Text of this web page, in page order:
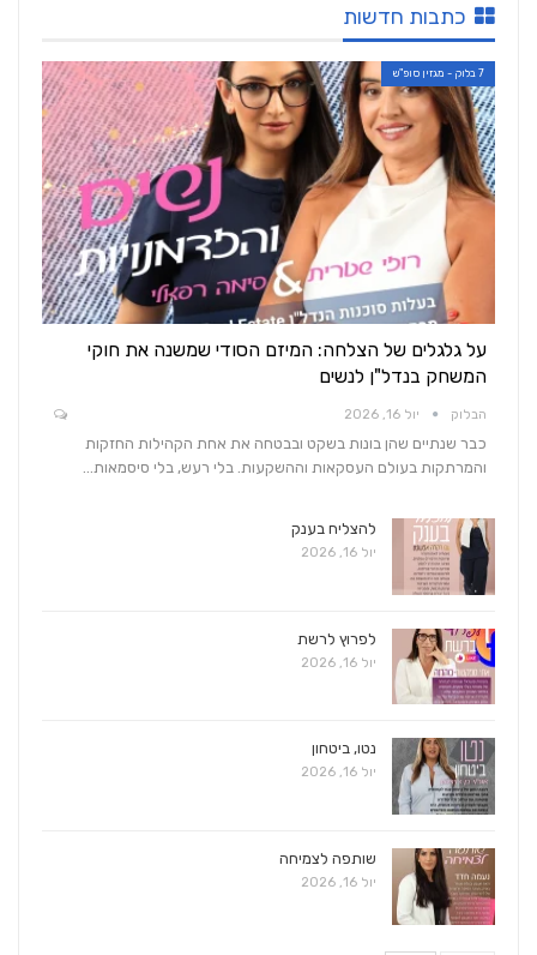
כתבות חדשות
7 בלוק - מגזין סופ"ש
על גלגלים של הצלחה: המיזם הסודי שמשנה את חוקי
המשחק בנדל"ן לנשים
הבלוק יול 16, 2026
כבר שנתיים שהן בונות בשקט ובבטחה את אחת הקהילות החזקות
והמרתקות בעולם העסקאות וההשקעות. בלי רעש, בלי סיסמאות…
להצליח בענק
יול 16, 2026
לפרוץ לרשת
יול 16, 2026
נטו, ביטחון
יול 16, 2026
שותפה לצמיחה
יול 16, 2026